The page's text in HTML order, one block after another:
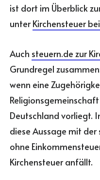
ist dort im Überblick
unterKirchensteuer
Auch steuern.de zur
Grundregel
wenn eine
Deutschland vorliegt.
diese Aussage mit
ohne
Kirchensteuer anfällt.